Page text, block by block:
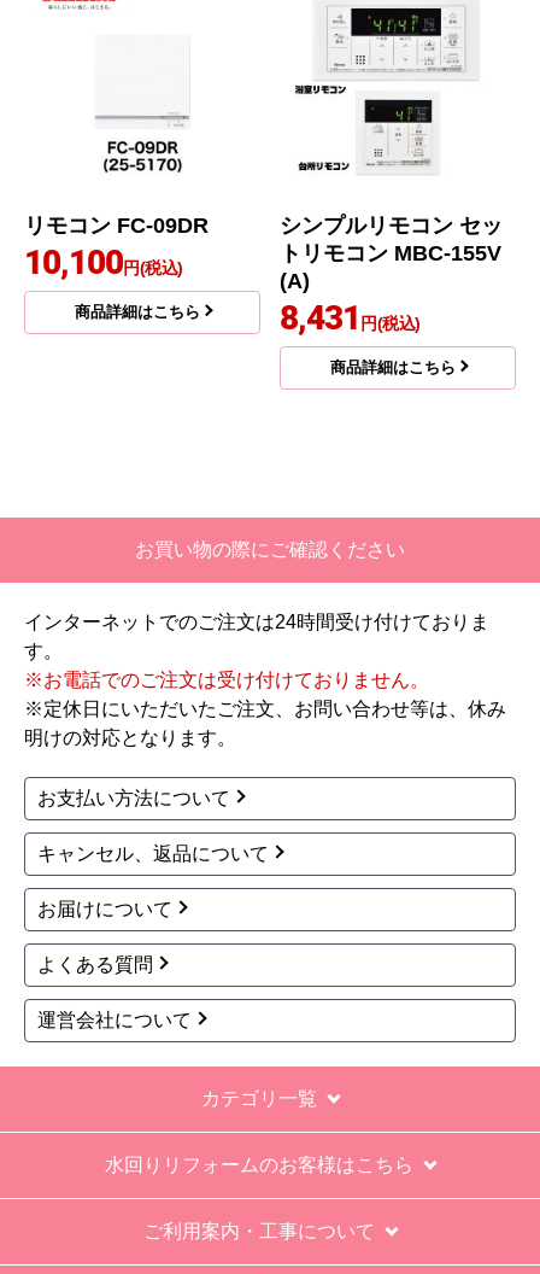
リモコン FC-09DR
10,100円(税込)
商品詳細はこちら
シンプルリモコン セッ
トリモコン MBC-155V
(A)
8,431 円(税込)
商品詳細はこちら
お買い物の際にご確認ください
インターネットでのご注文は24時間受け付けておりま
す。
※お電話でのご注文は受け付けておりません。
※定休日にいただいたご注文、お問い合わせ等は、休み
明けの対応となります。
お支払い方法について
キャンセル、返品について
お届けについて
よくある質問
運営会社について
カテゴリ一覧
水回りリフォームのお客様はこちら
ご利用案内・工事について